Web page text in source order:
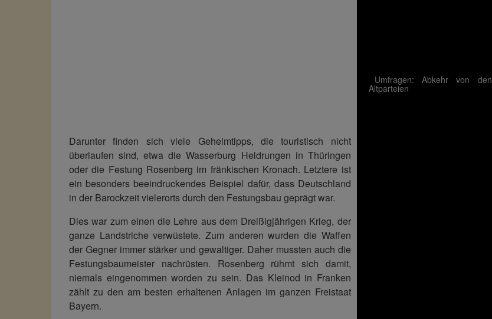
Darunter finden sich viele Geheimtipps, die touristisch nicht
überlaufen sind, etwa die Wasserburg Heldrungen in Thüringen
oder die Festung Rosenberg im fränkischen Kronach. Letztere ist
ein besonders beeindruckendes Beispiel dafür, dass Deutschland
in der Barockzeit vielerorts durch den Festungsbau geprägt war.
Dies war zum einen die Lehre aus dem Dreißigjährigen Krieg, der
ganze Landstriche verwüstete. Zum anderen wurden die Waffen
der Gegner immer stärker und gewaltiger. Daher mussten auch die
Festungsbaumeister nachrüsten. Rosenberg rühmt sich damit,
niemals eingenommen worden zu sein. Das Kleinod in Franken
zählt zu den am besten erhaltenen Anlagen im ganzen Freistaat
Bayern.
Umfragen: Abkehr von den
Altparteien